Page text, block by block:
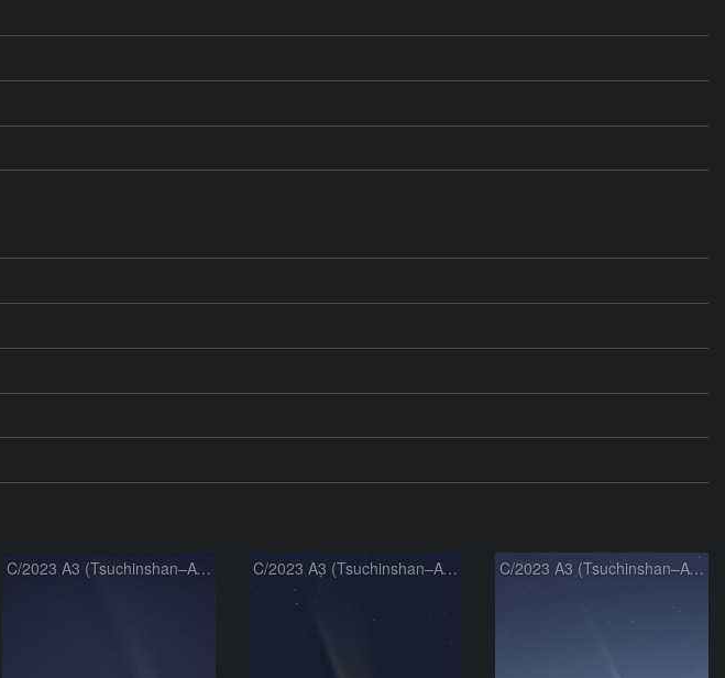
C/2023 A3 (Tsuchinshan–ATLAS) C/2023 A3 (Tsuchinshan–ATLAS) C/2023 A3 (Tsuchinshan–ATLAS)